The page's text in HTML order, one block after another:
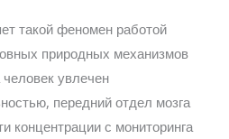
такой феномен работой
природных механизмов
увлечен
передний отдел мозга
концентрации с мониторинга